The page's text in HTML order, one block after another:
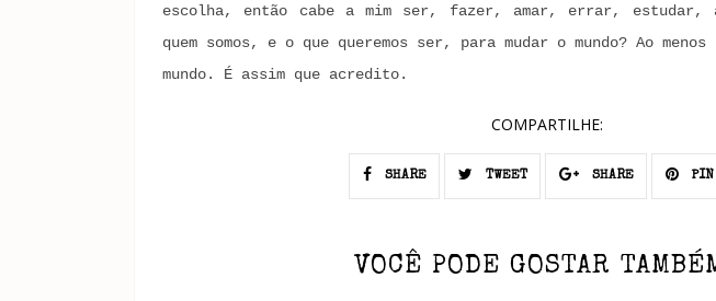
escolha, então cabe a mim ser, fazer, amar, errar, estudar,
quem somos, e o que queremos ser, para mudar o mundo? Ao menos
mundo. É assim que acredito.
COMPARTILHE:
SHARE TWEET SHARE
VOCÊ PODE GOSTAR